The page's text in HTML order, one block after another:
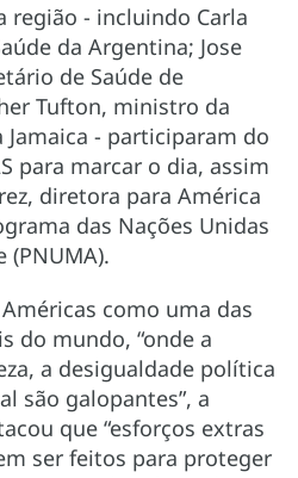
região - incluindo Carla
da Argentina; Jose
de Saúde de
Tufton, ministro da
Jamaica - participaram do
para marcar o dia, assim
diretora para América
das Nações Unidas
como uma das
do mundo, “onde a
a desigualdade política
são galopantes”, a
que “esforços extras
ser feitos para proteger